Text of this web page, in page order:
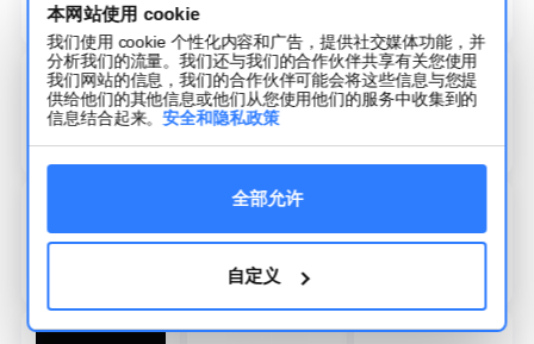
本网站使用 cookie
我们使用 cookie 个性化内容和广告，提供社交媒体功能，并
分析我们的流量。我们还与我们的合作伙伴共享有关您使用
我们网站的信息，我们的合作伙伴可能会将这些信息与您提
供给他们的其他信息或他们从您使用他们的服务中收集到的
信息结合起来。安全和隐私政策
全部允许
自定义